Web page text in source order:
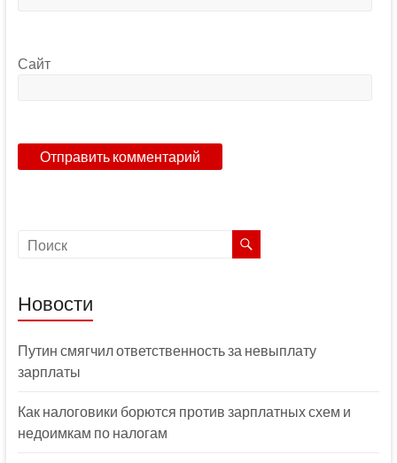
Сайт
Новости
Путин смягчил ответственность за невыплату
зарплаты
Как налоговики борются против зарплатных схем и
недоимкам по налогам